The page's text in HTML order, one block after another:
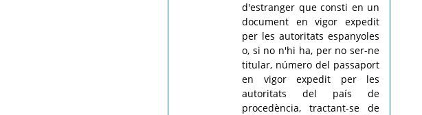
d'estranger que consti en un
document en vigor expedit
per les autoritats espanyoles
o, si no n'hi ha, per no ser-ne
titular, número del passaport
en vigor expedit per les
autoritats del país de
procedència, tractant-se de